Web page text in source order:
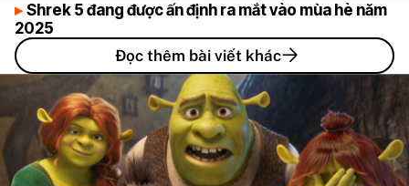
Shrek 5 đang được ấn định ra mắt vào mùa hè năm
2025
Đọc thêm bài viết khác